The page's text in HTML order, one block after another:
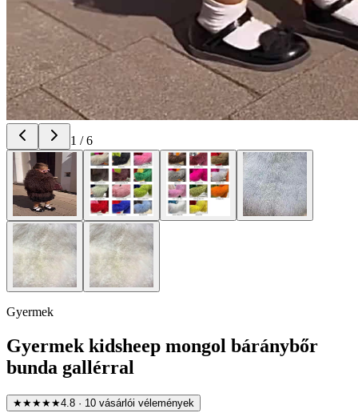
1 /6
Gyermek
Gyermek kidsheep mongol báránybőr
bunda gallérral
★★★★★4.8 · 10 vásárlói vélemények